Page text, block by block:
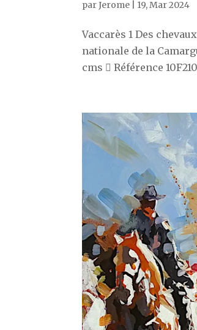
parJerome 19, Mar 2024
Vaccarès 1 Des
nationale de la
cms  Référence